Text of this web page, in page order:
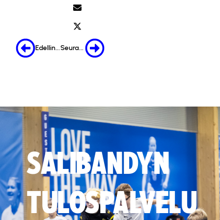
Edellinen Seuraava
SALIBANDYN
TULOSPALVELU